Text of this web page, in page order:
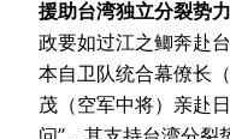
援助台湾独立分裂势
政要如过江之鲫奔赴
本自卫队统合幕僚长
茂（空军中将）亲赴